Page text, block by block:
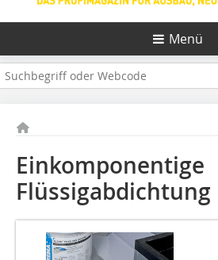
Menü
Einkomponentige
Flüssigabdichtung